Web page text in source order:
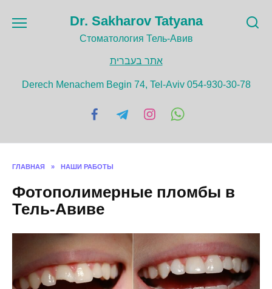
Dr. Sakharov Tatyana
Cтоматология Тель-Авив
אתר בעברית
Derech Menachem Begin 74, Tel-Aviv 054-930-30-78
ГЛАВНАЯ » НАШИ РАБОТЫ
Фотополимерные пломбы в
Тель-Авиве